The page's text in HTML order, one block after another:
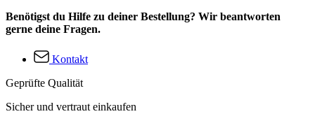
Benötigst du Hilfe zu deiner Bestellung? Wir beantworten
gerne deine Fragen.
Kontakt
Geprüfte Qualität
Sicher und vertraut einkaufen